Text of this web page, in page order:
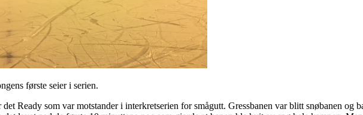
første seier i serien.
Ready som var motstander i interkretserien for smågutt. Gressbanen var blitt snøbanen og